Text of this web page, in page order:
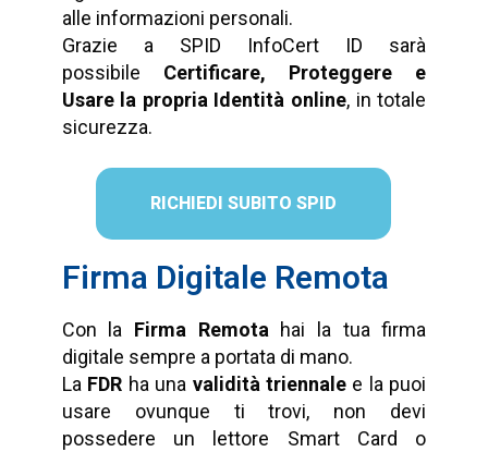
alle informazioni personali.
Grazie a SPID InfoCert ID sarà
possibile Certificare, Proteggere e
Usare la propria Identità online, in totale
sicurezza.
RICHIEDI SUBITO SPID
Firma Digitale Remota
Con la Firma Remotahai la tua firma
digitale sempre a portata di mano.
La FDR ha una validità triennalee la puoi
usare ovunque ti trovi, non devi
possedere un lettore Smart Card o